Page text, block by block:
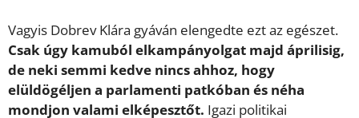
Vagyis Dobrev Klára gyáván elengedte ezt az egészet.
Csak úgy kamuból elkampányolgat majd áprilisig,
de neki semmi kedve nincs ahhoz, hogy
elüldögéljen a parlamenti patkóban és néha
mondjon valami elképesztőt. Igazi politikai